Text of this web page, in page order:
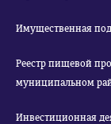
Имущественная
Реестр пищевой
муниципальном
Инвестиционная